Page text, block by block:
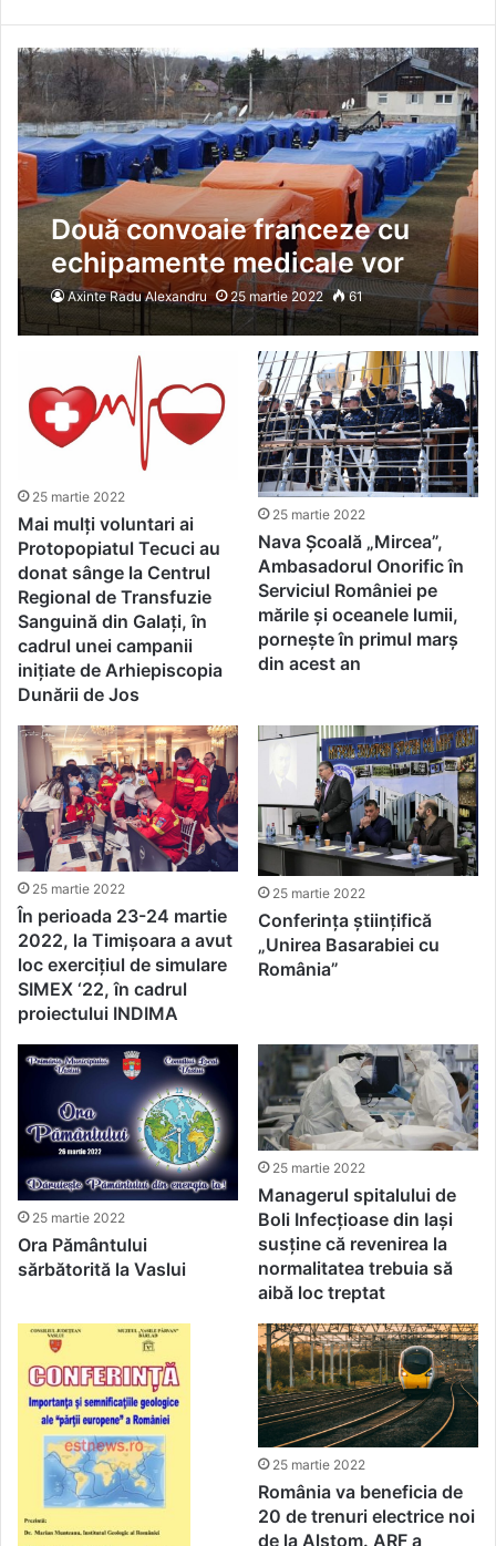
Două convoaie franceze cu
echipamente medicale vor
ajunge la hub-ul din Suceava
Axinte Radu Alexandru 25 martie 2022 61
25 martie 2022
Mai mulți voluntari ai
Protopopiatul Tecuci au
donat sânge la Centrul
Regional de Transfuzie
Sanguină din Galaţi, în
cadrul unei campanii
iniţiate de Arhiepiscopia
Dunării de Jos
25 martie 2022
Nava Școală „Mircea”,
Ambasadorul Onorific în
Serviciul României pe
mările și oceanele lumii,
pornește în primul marș
din acest an
25 martie 2022
În perioada 23-24 martie
2022, la Timișoara a avut
loc exercițiul de simulare
SIMEX ‘22, în cadrul
proiectului INDIMA
25 martie 2022
Conferința științifică
„Unirea Basarabiei cu
România”
25 martie 2022
Ora Pământului
sărbătorită la Vaslui
25 martie 2022
Managerul spitalului de
Boli Infecţioase din Iaşi
susține că revenirea la
normalitatea trebuia să
aibă loc treptat
25 martie 2022
România va beneficia de
20 de trenuri electrice noi
de la Alstom. ARF a